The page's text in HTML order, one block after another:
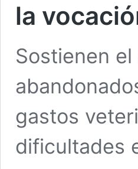
la
Sostienen
gastos
dificultades